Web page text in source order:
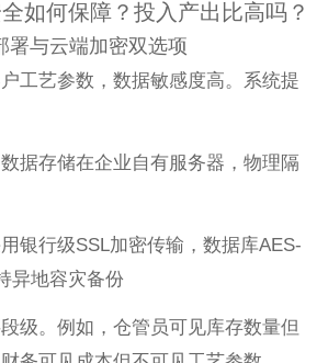
如何保障？投入产出比高吗？
署与云端加密双选项
工艺参数，数据敏感度高。系统提
数据存储在企业自有服务器，物理隔
银行级SSL加密传输，数据库AES-
异地容灾备份
级。例如，仓管员可见库存数量但